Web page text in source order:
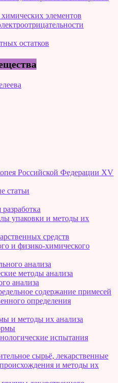
элементов
остатков
Российской Федерации XV
статьи
упаковки и методы их
средств
и физико-химического
анализа
методы анализа
анализа
содержание примесей
определения
и методы их анализа
испытания
сырьё, лекарственные
происхождения и методы их